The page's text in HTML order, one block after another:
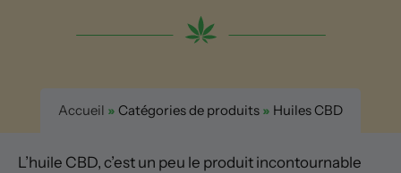
Accueil » Catégories de produits » Huiles CBD
L’huile CBD, c’est un peu le produit incontournable